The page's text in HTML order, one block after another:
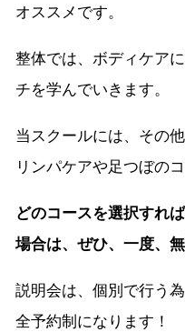
オススメです。
整体では、ボディケア
チを学んでいきます。
当スクールには、その
リンパケアや足つぼの
どのコースを選択すれ
場合は、ぜひ、一度、
説明会は、個別で行う
全予約制になります！